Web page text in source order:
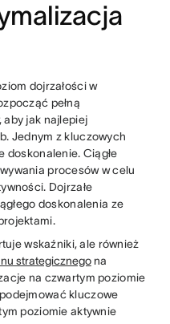
dojrzałości w
pełną
aby jak najlepiej
Jednym z kluczowych
doskonalenie. Ciągłe
procesów w celu
Dojrzałe
doskonalenia ze
wskaźniki, ale również
strategicznegona
na czwartym poziomie
kluczowe
poziomie aktywnie